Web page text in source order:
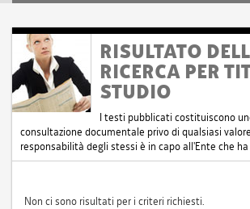
RISULTATO
RICERCA PER
STUDIO
I testi pubblicati costituiscono
consultazione documentale privo di qualsiasi
responsabilità degli stessi è in capo all'Ente che
Non ci sono risultati per i criteri richiesti.